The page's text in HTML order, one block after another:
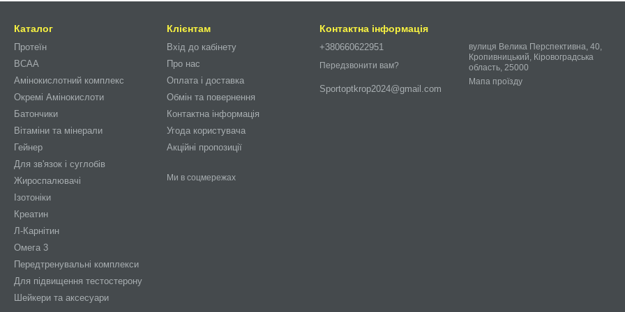
Каталог
Протеїн
BCAA
Амінокислотний комплекс
Окремі Амінокислоти
Батончики
Вітаміни та мінерали
Гейнер
Для зв'язок і суглобів
Жироспалювачі
Ізотоніки
Креатин
Л-Карнітин
Омега 3
Передтренувальні комплекси
Для підвищення тестостерону
Шейкери та аксесуари
Клієнтам
Вхід до кабінету
Про нас
Оплата і доставка
Обмін та повернення
Контактна інформація
Угода користувача
Акційні пропозиції
Ми в соцмережах
Контактна інформація
+380660622951
Передзвонити вам?
Sportoptkrop2024@gmail.com
вулиця Велика Перспективна, 40,
Кропивницький, Кіровоградська
область, 25000
Мапа проїзду